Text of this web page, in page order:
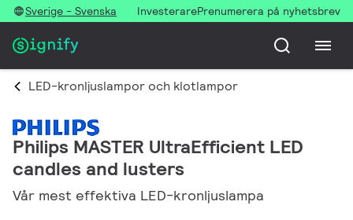
Sverige - Svenska InvesterarePrenumerera på nyhetsbrev
LED-kronljuslampor och klotlampor
Philips MASTER UltraEfficient LED
candles and lusters
Vår mest effektiva LED-kronljuslampa